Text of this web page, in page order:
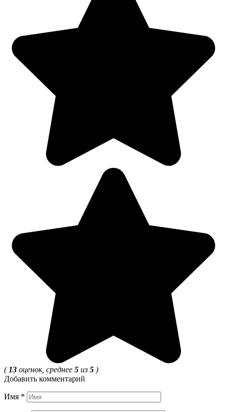
(13 оценок, среднее 5 из 5 )
Добавить комментарий
Имя *